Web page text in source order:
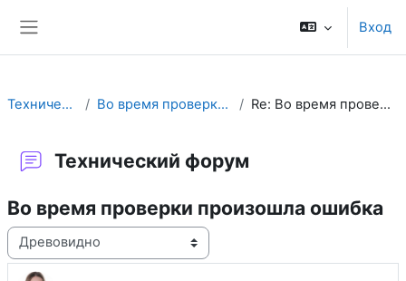
Вход
Технический форум Во время проверки произошла ошибка Re: Во время проверки произошла ошибка
Технический форум
Во время проверки произошла ошибка
Режим отображения